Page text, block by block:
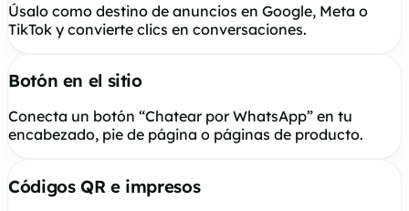
Úsalo como destino de anuncios en Google, Meta o
TikTok y convierte clics en conversaciones.
Botón en el sitio
Conecta un botón “Chatear por WhatsApp” en tu
encabezado, pie de página o páginas de producto.
Códigos QR e impresos